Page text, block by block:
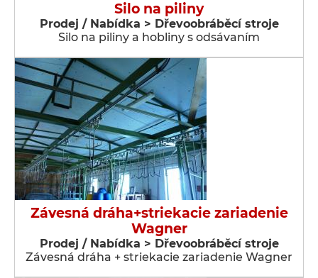
Silo na piliny
Prodej / Nabídka > Dřevoobráběcí stroje
Silo na piliny a hobliny s odsávaním
Závesná dráha+striekacie zariadenie
Wagner
Prodej / Nabídka > Dřevoobráběcí stroje
Závesná dráha + striekacie zariadenie Wagner